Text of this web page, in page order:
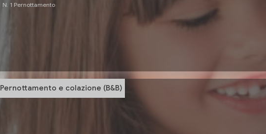
N. 1 Pernottamento
Pernottamento e colazione (B&B)